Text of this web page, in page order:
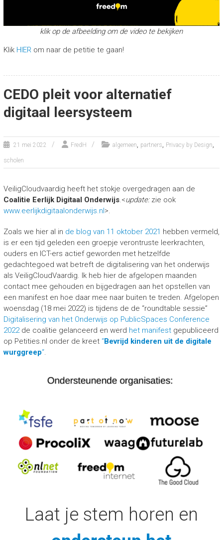
klik op de afbeelding om de video te bekijken
Klik HIER om naar de petitie te gaan!
CEDO pleit voor alternatief
digitaal leersysteem
21 mei 2022 FredH algemeen, partners, Privacy by Design,
scholen
VeiligCloudvaardig heeft het stokje overgedragen aan de
Coalitie Eerlijk Digitaal Onderwijs.<update:zie ook
www.eerlijkdigitaalonderwijs.nl>.
Zoals we hier al in de blog van 11 oktober 2021 hebben vermeld,
is er een tijd geleden een groepje verontruste leerkrachten,
ouders en ICT-ers actief geworden met hetzelfde
gedachtegoed wat betreft de digitalisering van het onderwijs
als VeiligCloudVaardig. Ik heb hier de afgelopen maanden
contact mee gehouden en bijgedragen aan het opstellen van
een manifest en hoe daar mee naar buiten te treden. Afgelopen
woensdag (18 mei 2022) is tijdens de de “roundtable sessie”
Digitalisering van het Onderwijs op PublicSpaces Conference
2022de coalitie gelanceerd en werd het manifestgepubliceerd
op Petities.nl onder de kreet “Bevrijd kinderen uit de digitale
wurggreep“.
Laat je stem horen en